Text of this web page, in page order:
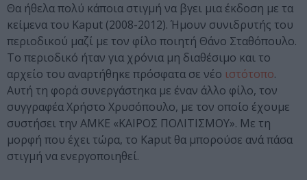
Θα ήθελα πολύ κάποια στιγμή να βγει μια έκδοση με τα
κείμενα του Kaput (2008-2012). Ήμουν συνιδρυτής του
περιοδικού μαζί με τον φίλο ποιητή Θάνο Σταθόπουλο.
Το περιοδικό ήταν για χρόνια μη διαθέσιμο και το
αρχείο του αναρτήθηκε πρόσφατα σε νέο ιστότοπο.
Αυτή τη φορά συνεργάστηκα με έναν άλλο φίλο, τον
συγγραφέα Χρήστο Χρυσόπουλο, με τον οποίο έχουμε
συστήσει την ΑΜΚΕ «ΚΑΙΡΟΣ ΠΟΛΙΤΙΣΜΟΥ». Με τη
μορφή που έχει τώρα, το Kaput θα μπορούσε ανά πάσα
στιγμή να ενεργοποιηθεί.